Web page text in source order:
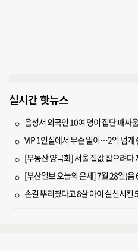
실시간 핫뉴스
음성서 외국인 10여 명이 집단 패싸
VIP 1인실에서 무슨 일이…2억 넘게
[부동산 양극화] 서울 집값 잡으려
[부산일보 오늘의 운세] 7월 28일(음
손길 뿌리쳤다고 8살 아이 실신시킨